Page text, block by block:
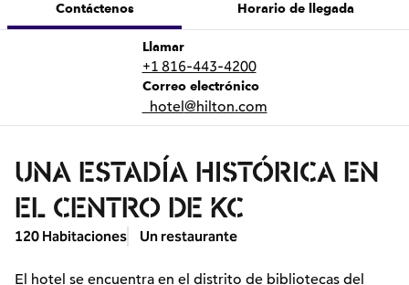
Contáctenos Horario de llegada
Llamar
Llame al
+1 816-443-4200
Correo electrónico
Correo electrónicoMKCCN
_hotel@hilton.com
UNA ESTADÍA HISTÓRICA EN
EL CENTRO DE KC
120 Habitaciones Un restaurante
El hotel se encuentra en el distrito de bibliotecas del